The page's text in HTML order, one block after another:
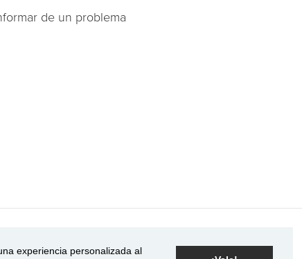
experiencia personalizada al
de un problema